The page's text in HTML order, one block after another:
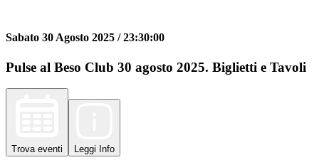
Sabato 30 Agosto 2025 /23:30:00
Pulse al Beso Club 30 agosto 2025. Biglietti e Tavoli
Trova eventi Leggi Info